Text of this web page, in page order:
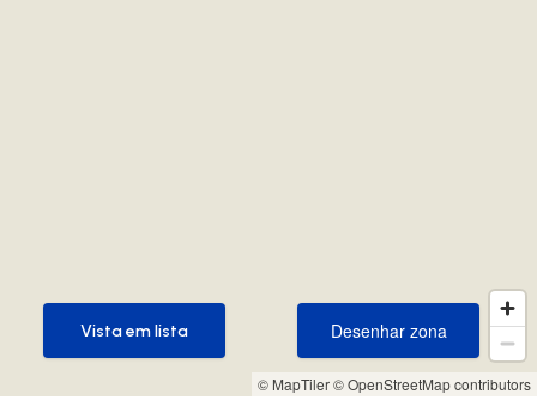
© MapTiler© OpenStreetMap contributors
Desenhar zona
Desenhar zona
Vista em lista
Vista em lista